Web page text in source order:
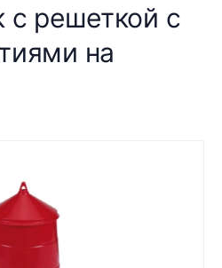
с решеткой с
на